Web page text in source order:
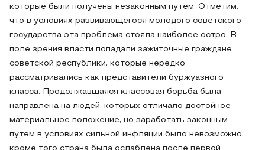
которые были получены незаконным путем. Отметим,
что в условиях развивающегося молодого советского
государства эта проблема стояла наиболее остро. В
поле зрения власти попадали зажиточные граждане
советской республики, которые нередко
рассматривались как представители буржуазного
класса. Продолжавшаяся классовая борьба была
направлена на людей, которых отличало достойное
материальное положение, но заработать законным
путем в условиях сильной инфляции было невозможно,